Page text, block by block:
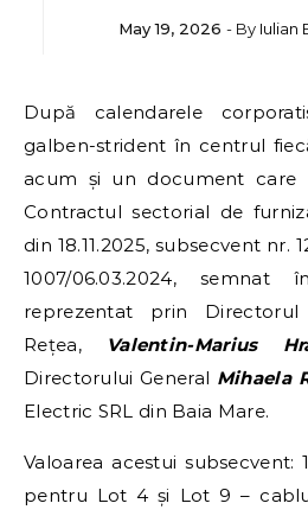
May 19, 2026 - By Iulian
După calendarele corporatiste cu doamna în
galben-strident în centrul
acum și un document care
Contractul sectorial de
din 18.11.2025, subsecvent nr.
1007/06.03.2024,
reprezentat prin
Rețea,Valentin-Marius
Directorului General Mihaela
Electric SRL din Baia Mare.
Valoarea acestui subsecvent:
pentru Lot 4 și Lot 9 –